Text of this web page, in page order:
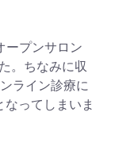
ープンサロン
。ちなみに収
ライン診療に
ってしまいま